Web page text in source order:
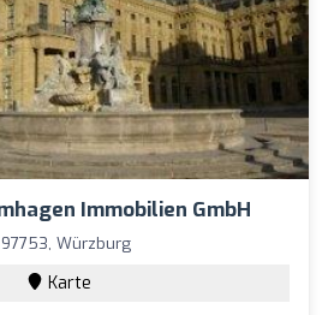
Immobilien GmbH
Würzburg
Karte